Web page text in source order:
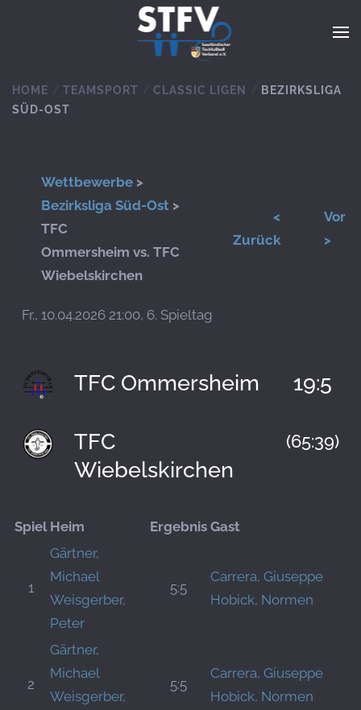
Zum Hauptinhalt springen
HOME TEAMSPORT CLASSIC LIGEN
BEZIRKSLIGA
SÜD-OST
Wettbewerbe >
Bezirksliga Süd-Ost >
TFC
Ommersheim vs. TFC
Wiebelskirchen
<
Zurück
Vor
>
Fr., 10.04.2026 21:00, 6. Spieltag
TFC Ommersheim 19:5
(65:39)
TFC
Wiebelskirchen
Spiel Heim Ergebnis Gast
1
Gärtner,
Michael
Weisgerber,
Peter
5:5
Carrera, Giuseppe
Hobick, Normen
2
Gärtner,
Michael
Weisgerber,
5:5
Carrera, Giuseppe
Hobick, Normen